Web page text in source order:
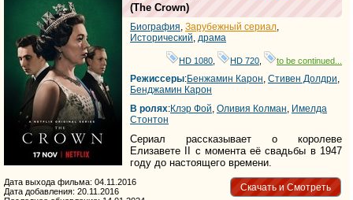
(The Crown)
Биография, Зарубежный сериал,
Исторический, драма
HD 1080 HD 720 to be continued...
Режиссеры:Бенжамин Карон, Стивен Долдри,
Бенджамин Карон
В ролях:Клэр Фой, Оливия Колман, Имелда
Стонтон
Сериал рассказывает о королеве
Елизавете II с момента её свадьбы в 1947
году до настоящего времени.
Скачать и Смотреть
Дата выхода фильма: 04.11.2016
Дата добавления: 20.11.2016